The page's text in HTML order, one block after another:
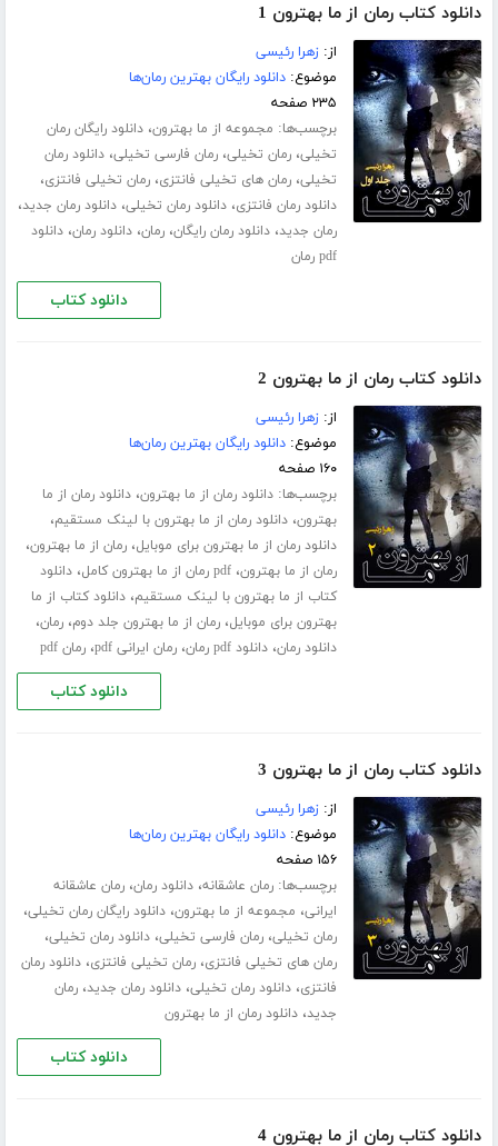
دانلود کتاب رمان از ما بهترون 1
از:زهرا رئیسی
موضوع:دانلود رایگان بهترین رمان‌ها
۲۳۵ صفحه
برچسب‌ها: مجموعه از ما بهترون،دانلود رایگان رمان
تخیلی،رمان تخیلی،رمان فارسی تخیلی،دانلود رمان
تخیلی،رمان های تخیلی فانتزی،رمان تخیلی فانتزی،
دانلود رمان فانتزی،دانلود رمان تخیلی،دانلود رمان جدید،
رمان جدید،دانلود رمان رایگان،رمان،دانلود رمان،دانلود
pdf رمان
دانلود کتاب
دانلود کتاب رمان از ما بهترون 2
از:زهرا رئیسی
موضوع:دانلود رایگان بهترین رمان‌ها
۱۶۰ صفحه
برچسب‌ها:دانلود رمان از ما بهترون،دانلود رمان از ما
بهترون،دانلود رمان از ما بهترون با لینک مستقیم،
دانلود رمان از ما بهترون برای موبایل،رمان از ما بهترون،
رمان از ما بهترون،pdf رمان از ما بهترون کامل ،دانلود
کتاب از ما بهترون با لینک مستقیم،دانلود کتاب از ما
بهترون برای موبایل،رمان از ما بهترون جلد دوم،رمان،
دانلود رمان،دانلود pdf رمان ،رمان ایرانی pdf ،رمان pdf
دانلود کتاب
دانلود کتاب رمان از ما بهترون 3
از:زهرا رئیسی
موضوع:دانلود رایگان بهترین رمان‌ها
۱۵۶ صفحه
برچسب‌ها:رمان عاشقانه،دانلود رمان،رمان عاشقانه
ایرانی، مجموعه از ما بهترون،دانلود رایگان رمان تخیلی،
رمان تخیلی،رمان فارسی تخیلی،دانلود رمان تخیلی،
رمان های تخیلی فانتزی،رمان تخیلی فانتزی،دانلود رمان
فانتزی،دانلود رمان تخیلی،دانلود رمان جدید،رمان
جدید،دانلود رمان از ما بهترون
دانلود کتاب
دانلود کتاب رمان از ما بهترون 4